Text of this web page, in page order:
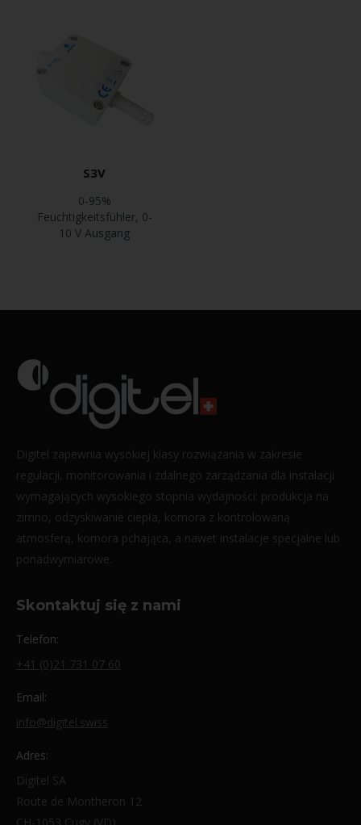
S3V
0-95%
Feuchtigkeitsfühler, 0-
10 V Ausgang
Digitel zapewnia wysokiej klasy rozwiązania w zakresie
regulacji, monitorowania i zdalnego zarządzania dla instalacji
wymagających wysokiego stopnia wydajności: produkcja na
zimno, odzyskiwanie ciepła, komora z kontrolowaną
atmosferą, komora pchająca, a nawet instalacje specjalne lub
ponadwymiarowe.
Skontaktuj się z nami
Telefon:
+41 (0)21 731 07 60
Email:
info@digitel.swiss
Adres:
Digitel SA
Route de Montheron 12